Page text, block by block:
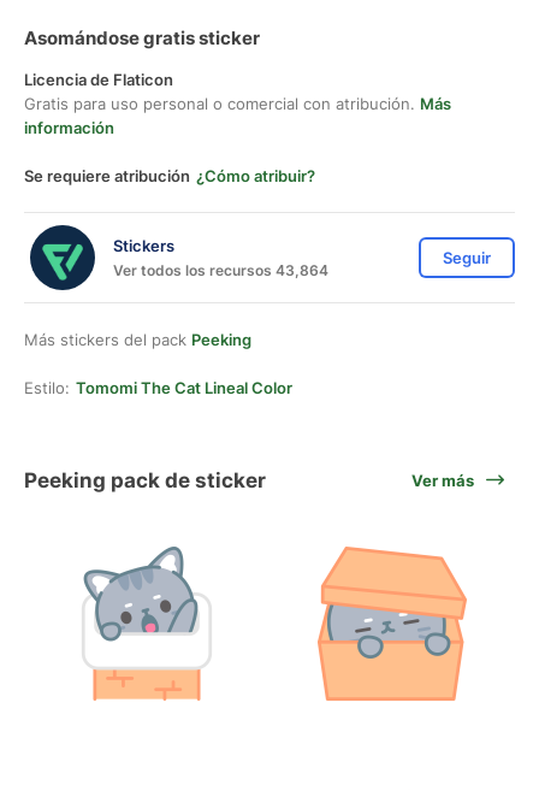
Asomándose gratis sticker
Licencia de Flaticon
Gratis para uso personal o comercial con atribución. Más
información
Se requiere atribución ¿Cómo atribuir?
Stickers
Ver todos los recursos 43,864
Seguir
Más stickers del pack Peeking
Estilo: Tomomi The Cat Lineal Color
Peeking pack de sticker Ver más